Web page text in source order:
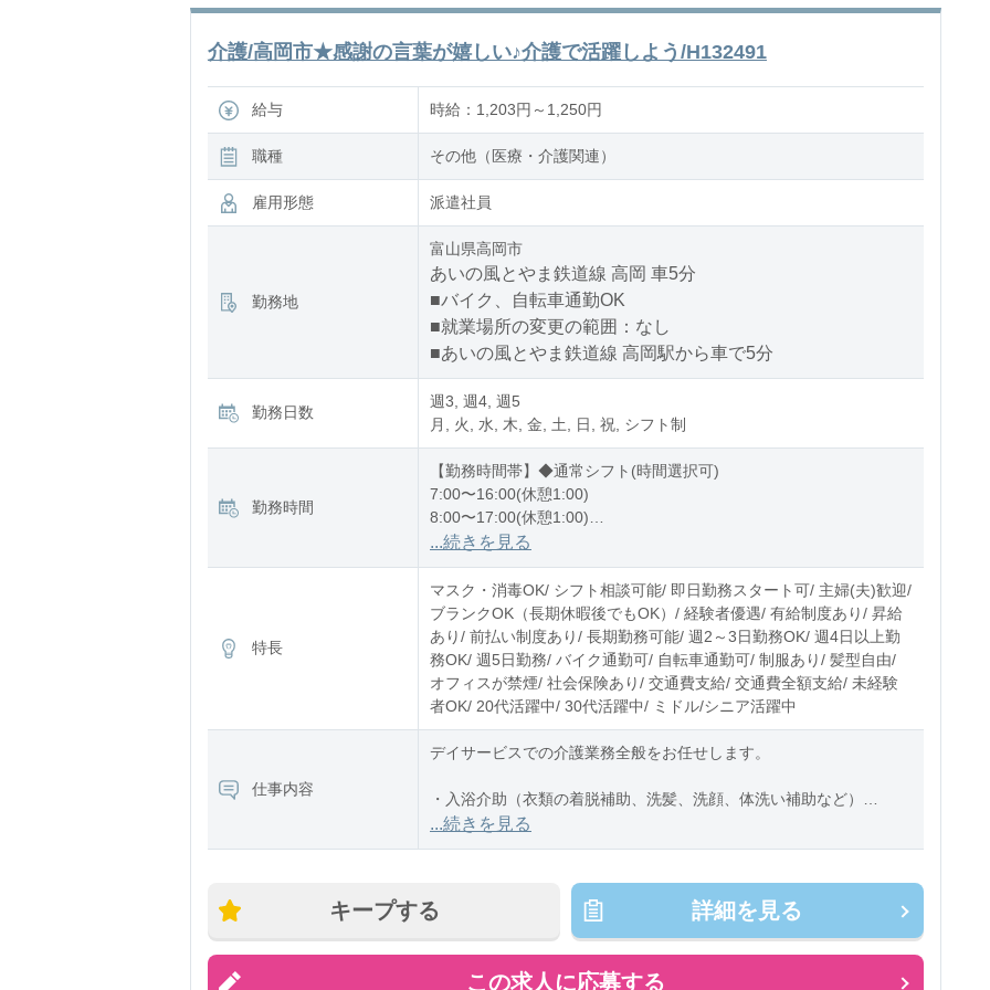
介護/高岡市★感謝の言葉が嬉しい♪介護で活躍しよう/H132491
給与 時給：1,203円～1,250円
職種 その他（医療・介護関連）
雇用形態 派遣社員
勤務地
富山県高岡市
あいの風とやま鉄道線 高岡 車5分
■バイク、自転車通勤OK
■就業場所の変更の範囲：なし
■あいの風とやま鉄道線 高岡駅から車で5分
勤務日数
週3, 週4, 週5
月, 火, 水, 木, 金, 土, 日, 祝, シフト制
勤務時間
【勤務時間帯】◆通常シフト(時間選択可)
7:00〜16:00(休憩1:00)
8:00〜17:00(休憩1:00)
12:00〜21:00(休憩1:00)
※残業：0〜10時間程度/月
...続きを見る
特長
マスク・消毒OK/ シフト相談可能/ 即日勤務スタート可/ 主婦(夫)歓迎/
ブランクOK（長期休暇後でもOK）/ 経験者優遇/ 有給制度あり/ 昇給
あり/ 前払い制度あり/ 長期勤務可能/ 週2～3日勤務OK/ 週4日以上勤
務OK/ 週5日勤務/ バイク通勤可/ 自転車通勤可/ 制服あり/ 髪型自由/
オフィスが禁煙/ 社会保険あり/ 交通費支給/ 交通費全額支給/ 未経験
者OK/ 20代活躍中/ 30代活躍中/ ミドル/シニア活躍中
仕事内容
デイサービスでの介護業務全般をお任せします。
・入浴介助（衣類の着脱補助、洗髪、洗顔、体洗い補助など）
・食事介助（食事摂取のサポート、声掛け、見守り、配膳など）
...続きを見る
キープする 詳細を見る
この求人に応募する